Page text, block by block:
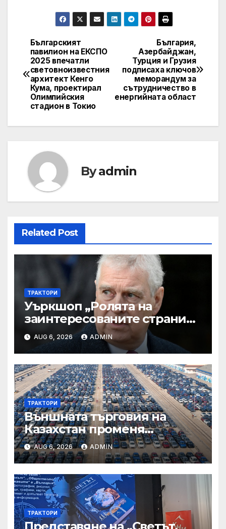
Post
navigation
България,
Азербайджан,
Турция и Грузия
подписаха ключов
меморандум за
сътрудничество в
енергийната област
Българският
павилион на ЕКСПО
2025 впечатли
световноизвестния
архитект Кенго
Кума, проектирал
Олимпийския
стадион в Токио
Byadmin
Related Post
ТРАКТОРИ
Уъркшоп „Ролята на
заинтересованите страни
във външното осигуряване
на качеството“
AUG 6, 2026 ADMIN
ТРАКТОРИ
Външната търговия на
Казахстан променя
структурата си – шест
тенденции
AUG 6, 2026 ADMIN
ТРАКТОРИ